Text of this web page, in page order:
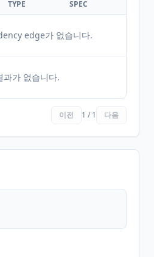
TYPE SPEC
edge가 없습니다.
과가 없습니다.
이전 1 / 1 다음